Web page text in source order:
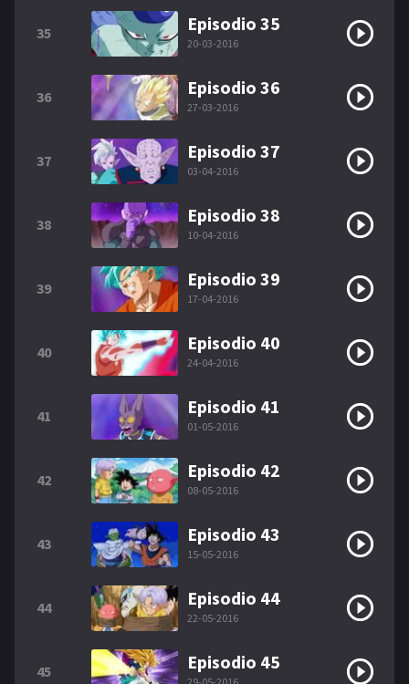
35 Episodio 35
20-03-2016
36 Episodio 36
27-03-2016
37 Episodio 37
03-04-2016
38 Episodio 38
10-04-2016
39 Episodio 39
17-04-2016
40 Episodio 40
24-04-2016
41 Episodio 41
01-05-2016
42 Episodio 42
08-05-2016
43 Episodio 43
15-05-2016
44 Episodio 44
22-05-2016
45 Episodio 45